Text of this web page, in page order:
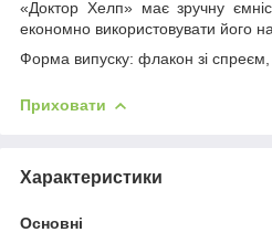
«Доктор Хелп» має зручну
економно використовувати його на
Форма випуску: флакон зі
Приховати
Характеристики
Основні